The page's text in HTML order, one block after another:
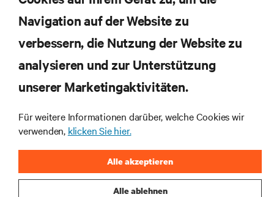
Abonnieren Sie unseren Newsletter und erhalten
die neuesten Technologietrends
Themen der Branche, mit aktuellen Diskussionen
und Einblicken von Experten in das
Rechenzentrums- und Infrastrukturmanagement.
JETZT ANMELDEN
Navigation auf der Website zu
verbessern, die Nutzung der Website zu
analysieren und zur Unterstützung
unserer Marketingaktivitäten.
Für weitere Informationen darüber, welche Cookies wir
verwenden, klicken Sie hier.
Alle ablehnen
Alle akzeptieren